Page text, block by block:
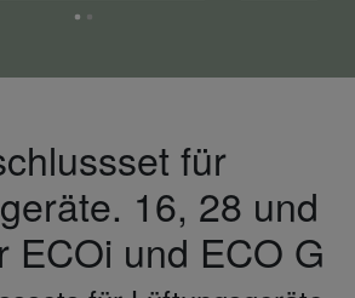
für
16, 28 und
ECOi und ECO G